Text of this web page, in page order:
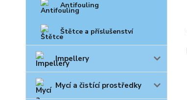
Antifouling
Štětce a příslušenství
Impellery
Mycí a čistící prostředky